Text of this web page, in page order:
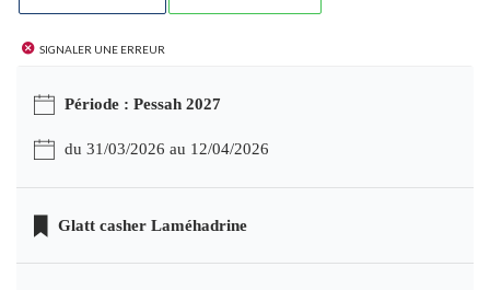
Signaler une erreur
Période : Pessah 2027
du 31/03/2026 au 12/04/2026
Glatt casher Laméhadrine